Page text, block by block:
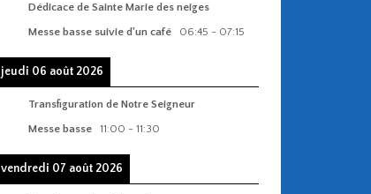
Dédicace de Sainte Marie des neiges
Messe basse suivie d'un café
06:45 - 07:15
jeudi 06 août 2026
Transfiguration de Notre Seigneur
Messe basse
11:00 - 11:30
vendredi 07 août 2026